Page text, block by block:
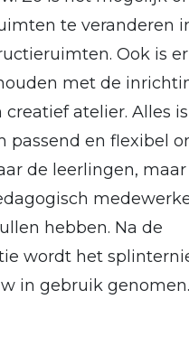
te veranderen
Ook is er
met de
creatief atelier. Alles is
passend en flexibel
de leerlingen,
hebben. Na de
wordt het
in gebruik genomen.